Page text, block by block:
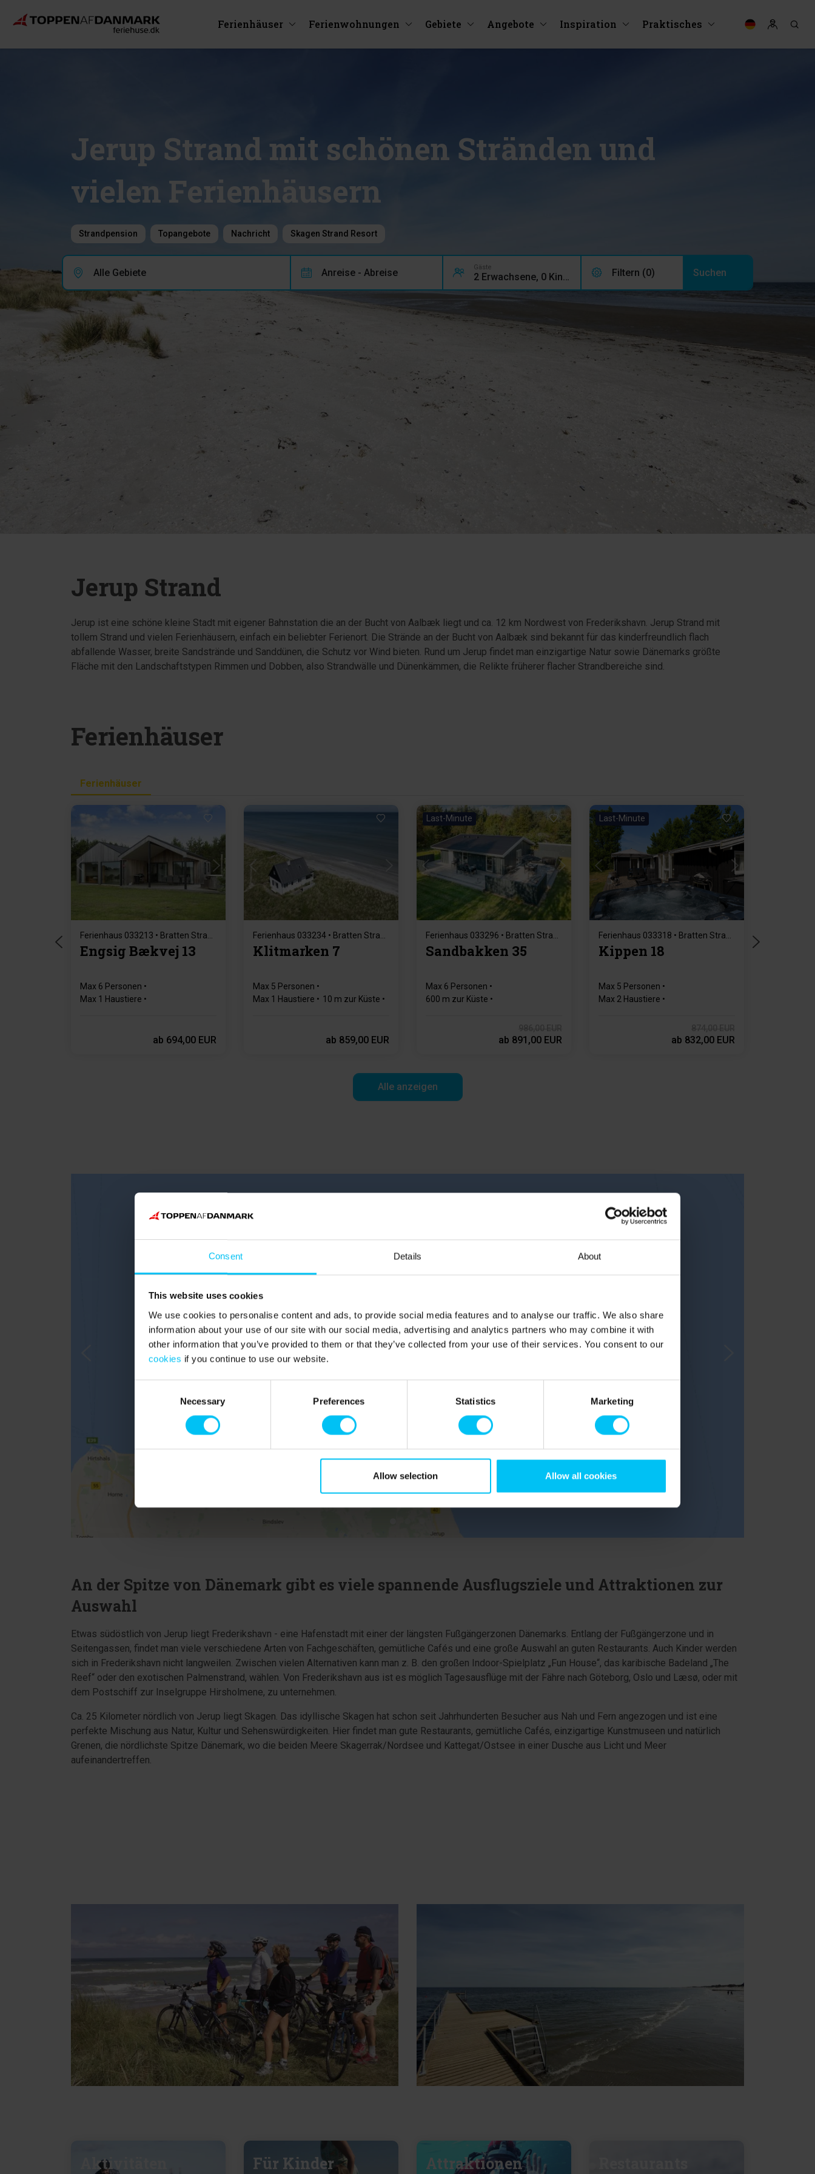
Consent Details About
This website uses cookies
We use cookies to personalise content and ads, to provide social media features and to analyse our traffic. We also share
information about your use of our site with our social media, advertising and analytics partners who may combine it with
other information that you’ve provided to them or that they’ve collected from your use of their services. You consent to our
cookies if you continue to use our website.
Necessary Preferences Statistics Marketing
Allow selection Allow all cookies
Ferienhäuser Ferienwohnungen Gebiete Angebote Inspiration Praktisches
Jerup Strand mit schönen Stränden und
vielen Ferienhäusern
Strandpension Topangebote Nachricht Skagen Strand Resort
Alle Gebiete Anreise - Abreise Gäste Filtern (0)
Jerup Strand
Jerup ist eine schöne kleine Stadt mit eigener Bahnstation die an der Bucht von Aalbæk liegt und ca. 12 km Nordwest von Frederikshavn. Jerup Strand mit
tollem Strand und vielen Ferienhäusern, einfach ein beliebter Ferienort. Die Strände an der Bucht von Aalbæk sind bekannt für das kinderfreundlich flach
abfallende Wasser, breite Sandstrände und Sanddünen, die Schutz vor Wind bieten. Rund um Jerup findet man einzigartige Natur sowie Dänemarks größte
Fläche mit den Landschaftstypen Rimmen und Dobben, also Strandwälle und Dünenkämmen, die Relikte früherer flacher Strandbereiche sind.
Ferienhäuser
Ferienhäuser
Engsig Bækvej 13
Max 6 Personen
Max 1 Haustiere
ab 694,00 EUR
Klitmarken 7
Max 5 Personen
Max 1 Haustiere
10 m zur Küste
ab 859,00 EUR
Last-Minute
Lädt ...
Sandbakken 35
Max 6 Personen
600 m zur Küste
ab 891,00 EUR
Last-Minute
Lädt ...
Kippen 18
Max 5 Personen
Max 2 Haustiere
ab 832,00 EUR
Alle anzeigen
An der Spitze von Dänemark gibt es viele spannende Ausflugsziele und Attraktionen zur
Auswahl
Etwas südöstlich von Jerup liegt Frederikshavn - eine Hafenstadt mit einer der längsten Fußgängerzonen Dänemarks. Entlang der Fußgängerzone und in
Seitengassen, findet man viele verschiedene Arten von Fachgeschäften, gemütliche Cafés und eine große Auswahl an guten Restaurants. Auch Kinder werden
sich in Frederikshavn nicht langweilen. Zwischen vielen Alternativen kann man z. B. den großen Indoor-Spielplatz „Fun House“, das karibische Badeland „The
Reef“ oder den exotischen Palmenstrand, wählen. Von Frederikshavn aus ist es möglich Tagesausflüge mit der Fähre nach Göteborg, Oslo und Læsø, oder mit
dem Postschiff zur Inselgruppe Hirsholmene, zu unternehmen.
Ca. 25 Kilometer nördlich von Jerup liegt Skagen. Das idyllische Skagen hat schon seit Jahrhunderten Besucher aus Nah und Fern angezogen und ist eine
perfekte Mischung aus Natur, Kultur und Sehenswürdigkeiten. Hier findet man gute Restaurants, gemütliche Cafés, einzigartige Kunstmuseen und natürlich
Grenen, die nördlichste Spitze Dänemark, wo die beiden Meere Skagerrak/Nordsee und Kattegat/Ostsee in einer Dusche aus Licht und Meer
aufeinandertreffen.
Aktivitäten Für Kinder Attraktionen